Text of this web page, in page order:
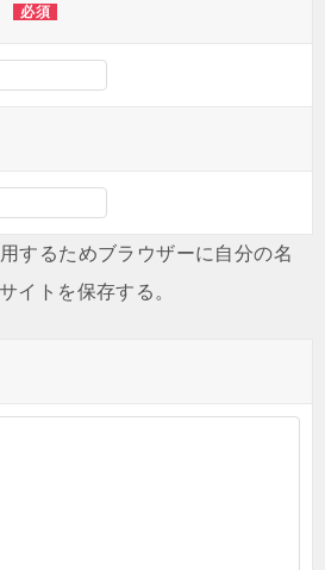
必須
するためブラウザーに自分の名
イトを保存する。